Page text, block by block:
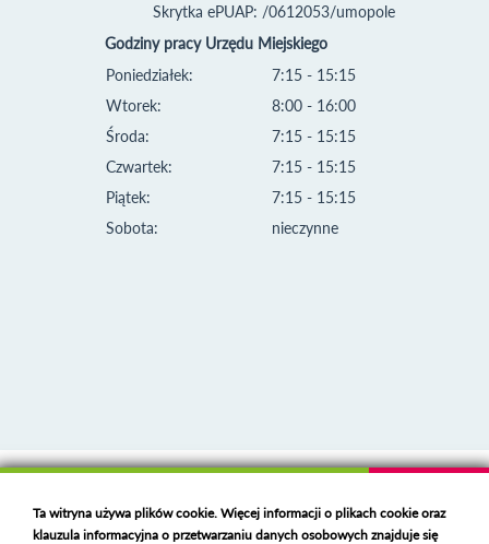
Skrytka ePUAP: /0612053/umopole
Godziny pracy Urzędu Miejskiego
Poniedziałek:
Wtorek:
Środa:
Czwartek:
Piątek:
Sobota:
7:15 - 15:15
8:00 - 16:00
7:15 - 15:15
7:15 - 15:15
7:15 - 15:15
nieczynne
Deklaracja dostępności
Ta witryna używa plików cookie. Więcej informacji o plikach cookie oraz
klauzula informacyjna o przetwarzaniu danych osobowych znajduje się